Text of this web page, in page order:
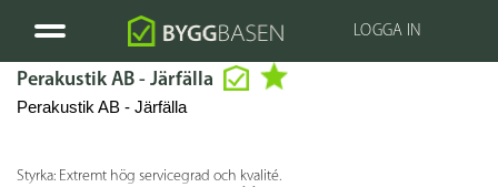
LOGGA IN
Perakustik AB - Järfälla
Perakustik AB - Järfälla
Styrka: Extremt hög servicegrad och kvalité.